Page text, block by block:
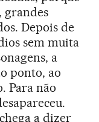
grandes
Depois de
sem muita
a
ponto, ao
Para não
a dizer